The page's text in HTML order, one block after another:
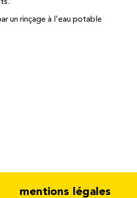
un rinçage à l'eau potable
mentions légales